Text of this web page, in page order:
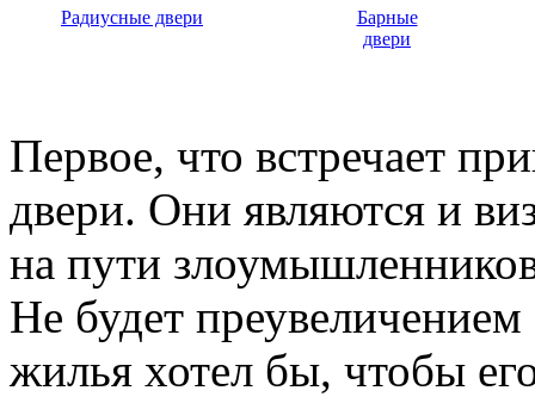
Радиусные двери
Барные
двери
Первое, что встречает
двери. Они являются и
на пути
Не будет
жилья хотел бы, чтобы